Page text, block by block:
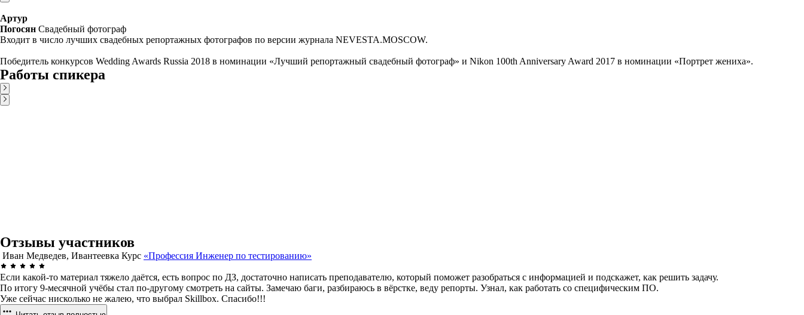
Артур
Погосян Свадебный фотограф
Входит в число лучших свадебных репортажных фотографов по версии журнала NEVESTA.MOSCOW.
Победитель конкурсов Wedding Awards Russia 2018 в номинации «Лучший репортажный свадебный фотограф» и Nikon 100th Anniversary Award 2017 в номинации «Портрет жениха».
Работы спикера
Отзывы участников
Иван Медведев, Ивантеевка Курс «Профессия Инженер по тестированию»
Если какой-то материал тяжело даётся, есть вопрос по ДЗ, достаточно написать преподавателю, который поможет разобраться с информацией и подскажет, как решить задачу.
По итогу 9-месячной учёбы стал по-другому смотреть на сайты. Замечаю баги, разбираюсь в вёрстке, веду репорты. Узнал, как работать со специфическим ПО.
Уже сейчас нисколько не жалею, что выбрал Skillbox. Спасибо!!!